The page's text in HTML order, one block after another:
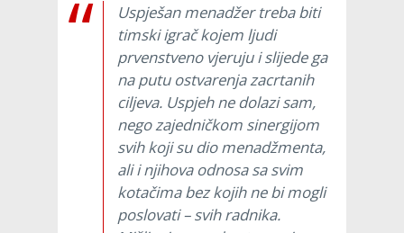
Uspješan menadžer treba biti
timski igrač kojem ljudi
prvenstveno vjeruju i slijede ga
na putu ostvarenja zacrtanih
ciljeva. Uspjeh ne dolazi sam,
nego zajedničkom sinergijom
svih koji su dio menadžmenta,
ali i njihova odnosa sa svim
kotačima bez kojih ne bi mogli
poslovati – svih radnika.